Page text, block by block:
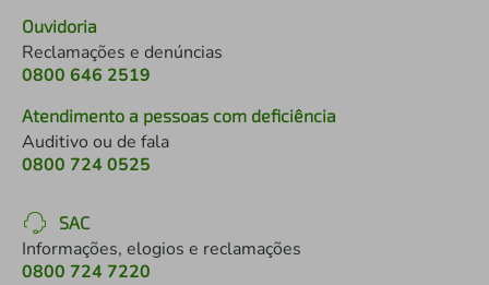
Ouvidoria
Reclamações e denúncias
0800 646 2519
Atendimento a pessoas com deficiência
Auditivo ou de fala
0800 724 0525
SAC
Informações, elogios e reclamações
0800 724 7220